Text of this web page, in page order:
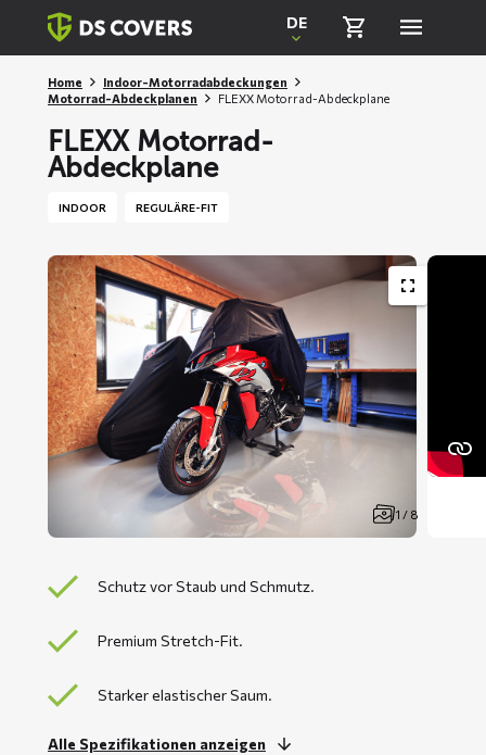
Skiplinks
DE
Home
Indoor-Motorradabdeckungen
Motorrad-Abdeckplanen
FLEXX Motorrad-Abdeckplane
FLEXX Motorrad-
Abdeckplane
INDOOR REGULÄRE-FIT
1 / 8
Schutz vor Staub und Schmutz.
Premium Stretch-Fit.
Starker elastischer Saum.
Alle Spezifikationen anzeigen